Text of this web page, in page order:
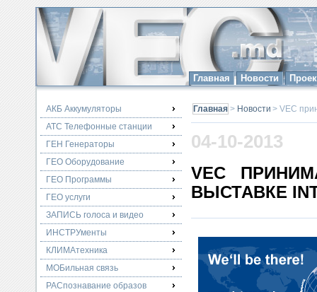
Главная Новости
АКБ Аккумуляторы
АТС Телефонные станции
ГЕН Генераторы
ГЕО Оборудование
ГЕО Программы
ГЕО услуги
ЗАПИСЬ голоса и видео
ИНСТРУменты
КЛИМАтехника
МОБильная связь
РАСпознавание образов
Главная > Новости > VEC
04-10-2013
VEC
ВЫСТАВКЕ